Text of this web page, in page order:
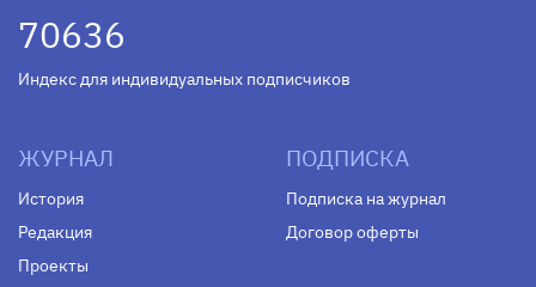
70636
Индекс для индивидуальных подписчиков
ЖУРНАЛ
История
Редакция
Проекты
ПОДПИСКА
Подписка на журнал
Договор оферты